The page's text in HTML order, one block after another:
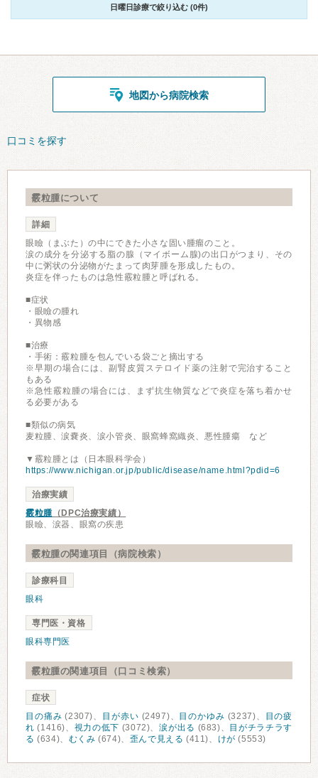
日曜日診療で絞り込む (0件)
地図から病院検索
口コミを探す
霰粒腫について
詳細
眼瞼（まぶた）の中にできた小さな固い腫瘤のこと。
涙の成分を分泌する脂の腺（マイボーム腺)の出口がつまり、その
中に粥状の分泌物がたまって肉芽腫を形成したもの。
炎症を伴ったものは急性霰粒腫と呼ばれる。
■症状
・眼瞼の腫れ
・異物感
■治療
・手術：霰粒腫を包んでいる袋ごと摘出する
※早期の場合には、副腎皮質ステロイド薬の注射で完治すること
もある
※急性霰粒腫の場合には、まず抗生物質などで炎症を落ち着かせ
る必要がある
■類似の病気
麦粒腫、涙嚢炎、涙小管炎、眼窩蜂窩織炎、悪性腫瘍 など
▼霰粒腫とは（日本眼科学会）
https://www.nichigan.or.jp/public/disease/name.html?pdid=6
治療実績
霰粒腫（DPC治療実績）
眼瞼、涙器、眼窩の疾患
霰粒腫の関連項目（病院検索）
診療科目
眼科
専門医・資格
眼科専門医
霰粒腫の関連項目（口コミ検索）
症状
目の痛み (2307)、 目が赤い (2497)、 目のかゆみ (3237)、
目の疲
れ (1416)、 視力の低下 (3072)、涙が出る (683)、
目がチラチラす
る (634)、 むくみ (674)、 歪んで見える (411)、 けが (5553)